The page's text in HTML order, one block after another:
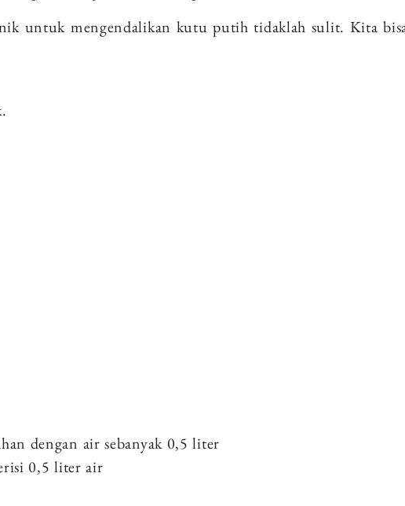
untuk mengendalikan kutu putih tidaklah sulit. Kita
dengan air sebanyak 0,5 liter
0,5 liter air